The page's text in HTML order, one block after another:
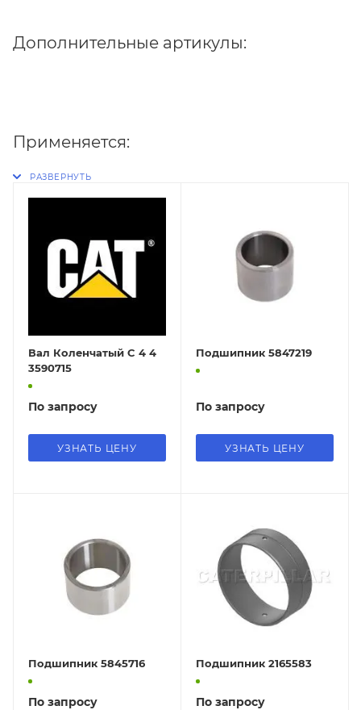
Дополнительные артикулы:
Применяется:
Вал Коленчатый C 4 4
3590715
По запросу
УЗНАТЬ ЦЕНУ
Подшипник 5847219
По запросу
УЗНАТЬ ЦЕНУ
Подшипник 5845716
По запросу
Подшипник 2165583
По запросу